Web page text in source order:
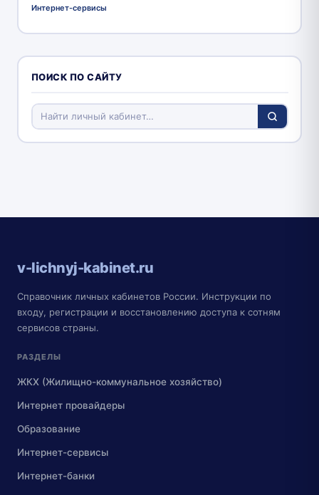
Интернет-сервисы
ПОИСК ПО САЙТУ
v-lichnyj-kabinet.ru
Справочник личных кабинетов России. Инструкции по
входу, регистрации и восстановлению доступа к сотням
сервисов страны.
РАЗДЕЛЫ
ЖКХ (Жилищно-коммунальное хозяйство)
Интернет провайдеры
Образование
Интернет-сервисы
Интернет-банки